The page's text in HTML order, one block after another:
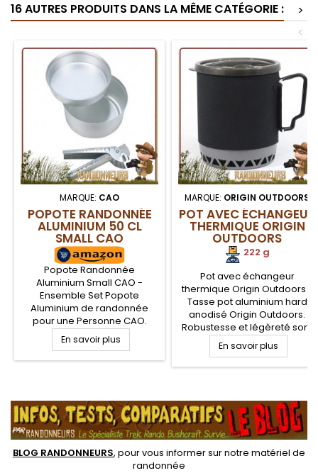
une housse de transport
une housse de transport
16 AUTRES PRODUITS DANS LA MÊME CATÉGORIE :
>
<
MARQUE: CAO
POPOTE RANDONNÉE
ALUMINIUM 50 CL
SMALL CAO
Popote Randonnée
Aluminium Small CAO -
Ensemble Set Popote
Aluminium de randonnée
pour une Personne CAO.
Popote Randonnée en alu
composée de 3 pièces
(faitout, poele, pince
randonnée légère.
En savoir plus
MARQUE: ORIGIN OUTDOORS
POT AVEC ÉCHANGEUR
THERMIQUE ORIGIN
OUTDOORS
222 g
Pot avec échangeur
thermique Origin Outdoors -
Tasse pot aluminium hard
anodisé Origin Outdoors.
Robustesse et légèreté sont
les points forts de ce pot de
camping, adaptée à la
randonnée légère et au trek.
couvercle faisant office de
tasse avec housse
rangement. Gros avantage
du pot en comportant un...
En savoir plus
BLOG RANDONNEURS, pour vous informer sur notre matériel de
randonnée